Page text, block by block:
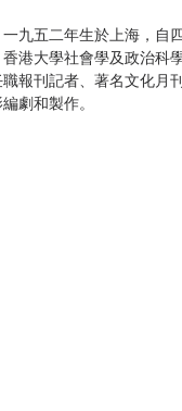
一九五二年生於上海，自
港大學社會學及政治科
報刊記者、著名文化月
劇和製作。